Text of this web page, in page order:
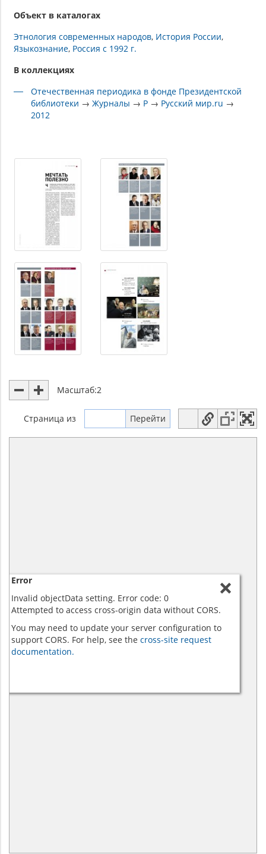
Объект в каталогах
Этнология современных народов История России
Языкознание Россия с 1992 г.
В коллекциях
Отечественная периодика в фонде Президентской
библиотеки →Журналы → Р → Русский мир.ru →
2012
Масштаб:2
Страница из
Error
Invalid objectData setting. Error code: 0
Attempted to access cross-origin data without CORS.
You may need to update your server configuration to
support CORS. For help, see the cross-site request
documentation.